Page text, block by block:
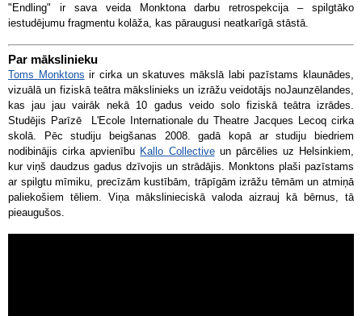
"Endling" ir sava veida Monktona darbu retrospekcija – spilgtāko
iestudējumu fragmentu kolāža, kas pāraugusi neatkarīgā stāstā.
Par mākslinieku
Toms Monktons ir cirka un skatuves mākslā labi pazīstams klaunādes,
vizuālā un fiziskā teātra mākslinieks un izrāžu veidotājs noJaunzēlandes,
kas jau jau vairāk nekā 10 gadus veido solo fiziskā teātra izrādes.
Studējis Parīzē L'Ecole Internationale du Theatre Jacques Lecoq cirka
skolā. Pēc studiju beigšanas 2008. gadā kopā ar studiju biedriem
nodibinājis cirka apvienību Kallo Collectiveun pārcēlies uz Helsinkiem,
kur viņš daudzus gadus dzīvojis un strādājis. Monktons plaši pazīstams
ar spilgtu mīmiku, precīzām kustībām, trāpīgām izrāžu tēmām un atmiņā
paliekošiem tēliem. Viņa mākslinieciskā valoda aizrauj kā bērnus, tā
pieaugušos.